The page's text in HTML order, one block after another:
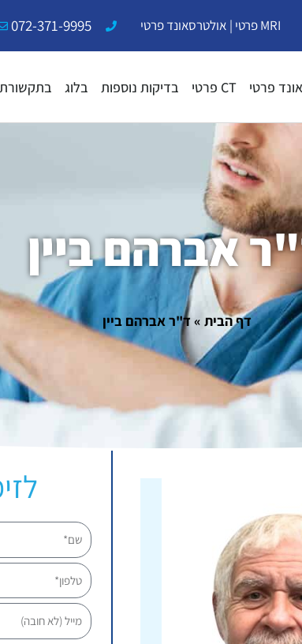
MRI פרטי | אולטרסאונד פרטי 072-371-9995
פרטי CT פרטי בדיקות נוספות בלוג בתקשורת
אברהם ביין
דף הבית »ד"ר אברהם ביין
שם
טלפון
מייל